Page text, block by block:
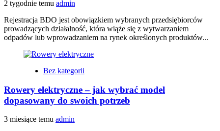
2 tygodnie temu admin
Rejestracja BDO jest obowiązkiem wybranych przedsiębiorców
prowadzących działalność, która wiąże się z wytwarzaniem
odpadów lub wprowadzaniem na rynek określonych produktów...
Bez kategorii
Rowery elektryczne – jak wybrać model
dopasowany do swoich potrzeb
3 miesiące temu admin